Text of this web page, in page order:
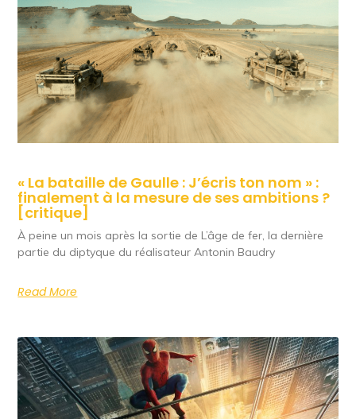
« La bataille de Gaulle : J’écris ton nom » :
finalement à la mesure de ses ambitions ?
[critique]
À peine un mois après la sortie de L’âge de fer, la dernière
partie du diptyque du réalisateur Antonin Baudry
Read More